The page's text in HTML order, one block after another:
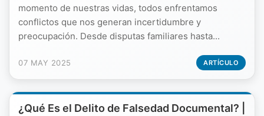
momento de nuestras vidas, todos enfrentamos
conflictos que nos generan incertidumbre y
preocupación. Desde disputas familiares hasta...
07 MAY 2025 ARTÍCULO
¿Qué Es el Delito de Falsedad Documental? |